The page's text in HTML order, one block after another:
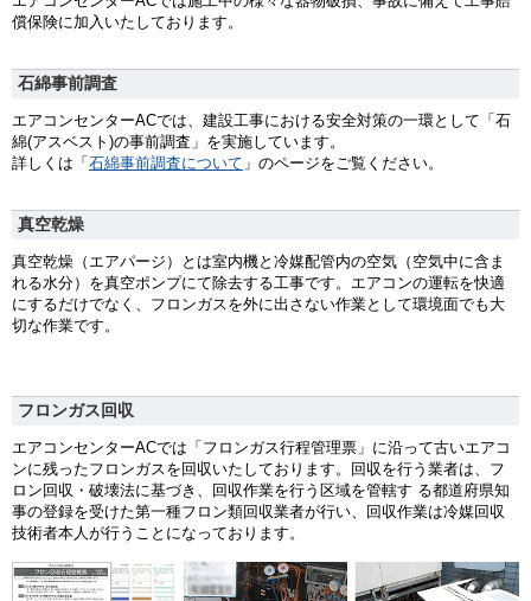
償保険に加入いたしております。
石綿事前調査
エアコンセンターACでは、建設工事における安全対策の一環として「石
綿(アスベスト)の事前調査」を実施しています。
詳しくは「 石綿事前調査について 」のページをご覧ください。
真空乾燥
真空乾燥（エアパージ）とは室内機と冷媒配管内の空気（空気中に含ま
れる水分）を真空ポンプにて除去する工事です。エアコンの運転を快適
にするだけでなく、フロンガスを外に出さない作業として環境面でも大
切な作業です。
フロンガス回収
エアコンセンターACでは「フロンガス行程管理票」に沿って古いエアコ
ンに残ったフロンガスを回収いたしております。回収を行う業者は、フ
ロン回収・破壊法に基づき、回収作業を行う区域を管轄す る都道府県知
事の登録を受けた第一種フロン類回収業者が行い、回収作業は冷媒回収
技術者本人が行うことになっております。